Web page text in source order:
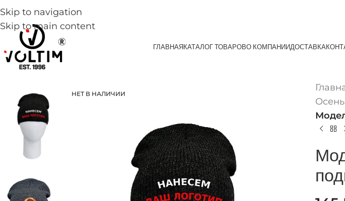
Skip to navigation
Skip to main content
ГЛАВНАЯКАТАЛОГ ТОВАРОВО КОМПАНИИДОСТАВКА
НЕТ В НАЛИЧИИ